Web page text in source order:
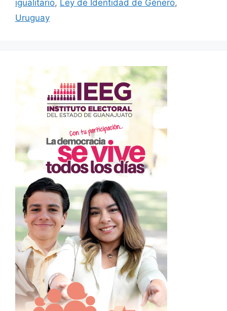
igualitario, Ley de Identidad de Género,
Uruguay